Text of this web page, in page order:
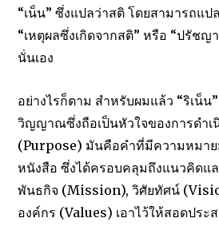
“เน็น” ซึ่งแปลว่าสติ โดยสามารถแป
“เหตุผลซึ่งเกิดจากสติ” หรือ “ปรัชญ
นั่นเอง
อย่างไรก็ตาม สำหรับผมแล้ว “ริเน็
วิญญาณซึ่งถือเป็นหัวใจของการดำเ
(Purpose) มันคือคำที่มีความหมาย
หนังสือ ซึ่งได้ครอบคลุมถึงแนวคิดแล
พันธกิจ (Mission), วิศัยทัศน์
องค์กร (Values) เอาไว้ให้สอดประ